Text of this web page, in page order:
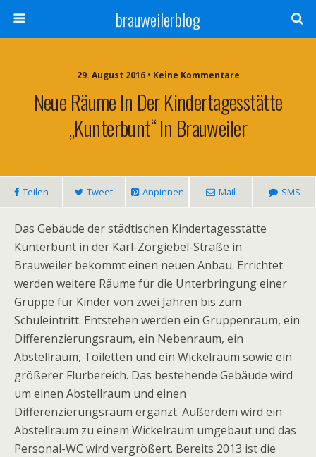
brauweilerblog
29. August 2016 • Keine Kommentare
Neue Räume In Der Kindertagesstätte
„Kunterbunt“ In Brauweiler
Teilen Tweet Anpinnen Mail SMS
Das Gebäude der städtischen Kindertagesstätte
Kunterbunt in der Karl-Zörgiebel-Straße in
Brauweiler bekommt einen neuen Anbau. Errichtet
werden weitere Räume für die Unterbringung einer
Gruppe für Kinder von zwei Jahren bis zum
Schuleintritt. Entstehen werden ein Gruppenraum, ein
Differenzierungsraum, ein Nebenraum, ein
Abstellraum, Toiletten und ein Wickelraum sowie ein
größerer Flurbereich. Das bestehende Gebäude wird
um einen Abstellraum und einen
Differenzierungsraum ergänzt. Außerdem wird ein
Abstellraum zu einem Wickelraum umgebaut und das
Personal-WC wird vergrößert. Bereits 2013 ist die